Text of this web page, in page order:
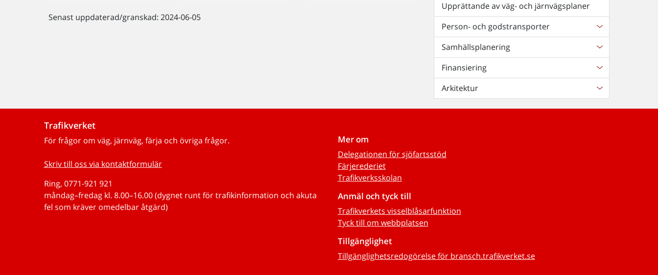
Senast uppdaterad/granskad: 2024-06-05
Upprättande av väg- och järnvägsplaner
Person- och godstransporter
Samhällsplanering
Finansiering
Arkitektur
Trafikverket
För frågor om väg, järnväg, färja och övriga frågor.
Skriv till oss via kontaktformulär
Ring, 0771-921 921
måndag–fredag kl. 8.00–16.00 (dygnet runt för trafikinformation och akuta
fel som kräver omedelbar åtgärd)
Mer om
Delegationen för sjöfartsstöd
Färjerederiet
Trafikverksskolan
Anmäl och tyck till
Trafikverkets visselblåsarfunktion
Tyck till om webbplatsen
Tillgänglighet
Tillgänglighetsredogörelse för bransch.trafikverket.se